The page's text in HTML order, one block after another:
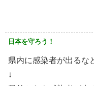
日本を守ろう！
県内に感染者が出るな
↓